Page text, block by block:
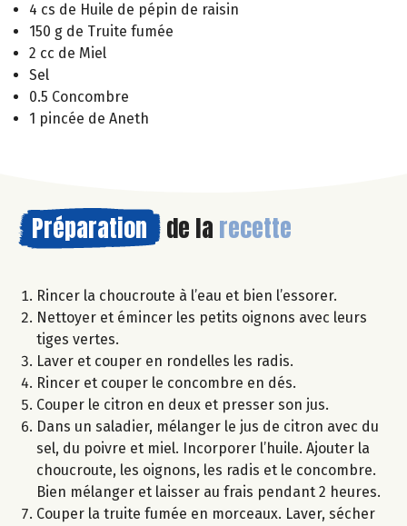
4 cs de Huile de pépin de raisin
150 g de Truite fumée
2 cc de Miel
Sel
0.5 Concombre
1 pincée de Aneth
Préparation de la recette
Rincer la choucroute à l’eau et bien l’essorer.
Nettoyer et émincer les petits oignons avec leurs
tiges vertes.
Laver et couper en rondelles les radis.
Rincer et couper le concombre en dés.
Couper le citron en deux et presser son jus.
Dans un saladier, mélanger le jus de citron avec du
sel, du poivre et miel. Incorporer l’huile. Ajouter la
choucroute, les oignons, les radis et le concombre.
Bien mélanger et laisser au frais pendant 2 heures.
Couper la truite fumée en morceaux. Laver, sécher